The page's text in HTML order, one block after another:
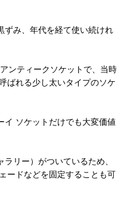
ずみ、年代を経て使い続けれ
ンティークソケットで、当時
ばれる少し太いタイプのソケ
イ ソケットだけでも大変価値
リー）がついているため、
ードなどを固定することも可